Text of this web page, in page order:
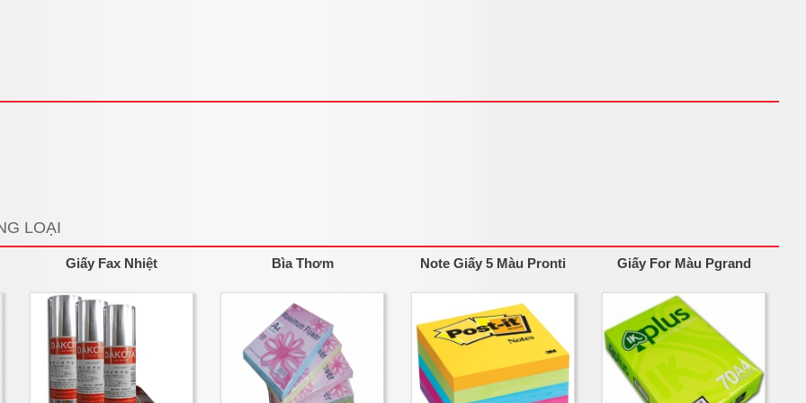
LOẠI
Giấy Fax Nhiệt Bìa Thơm Note Giấy 5 Màu Pronti Giấy For Màu Pgrand